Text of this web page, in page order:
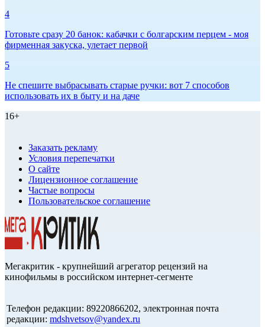
4
Готовьте сразу 20 банок: кабачки с болгарским перцем - моя
фирменная закуска, улетает первой
5
Не спешите выбрасывать старые ручки: вот 7 способов
использовать их в быту и на даче
16+
Заказать рекламу
Условия перепечатки
О сайте
Лицензионное соглашение
Частые вопросы
Пользовательское соглашение
Мегакритик - крупнейший агрегатор рецензий на
кинофильмы в российском интернет-сегменте
Телефон редакции: 89220866202, электронная почта
редакции: mdshvetsov@yandex.ru